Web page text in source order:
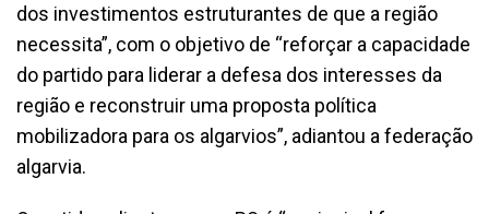
dos investimentos estruturantes de que a região
necessita”, com o objetivo de “reforçar a capacidade
do partido para liderar a defesa dos interesses da
região e reconstruir uma proposta política
mobilizadora para os algarvios”, adiantou a federação
algarvia.